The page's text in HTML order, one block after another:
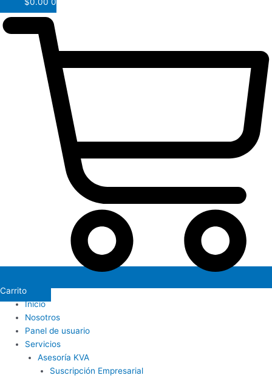
Carrito
Inicio
Nosotros
Panel de usuario
Servicios
Asesoría KVA
Suscripción Empresarial